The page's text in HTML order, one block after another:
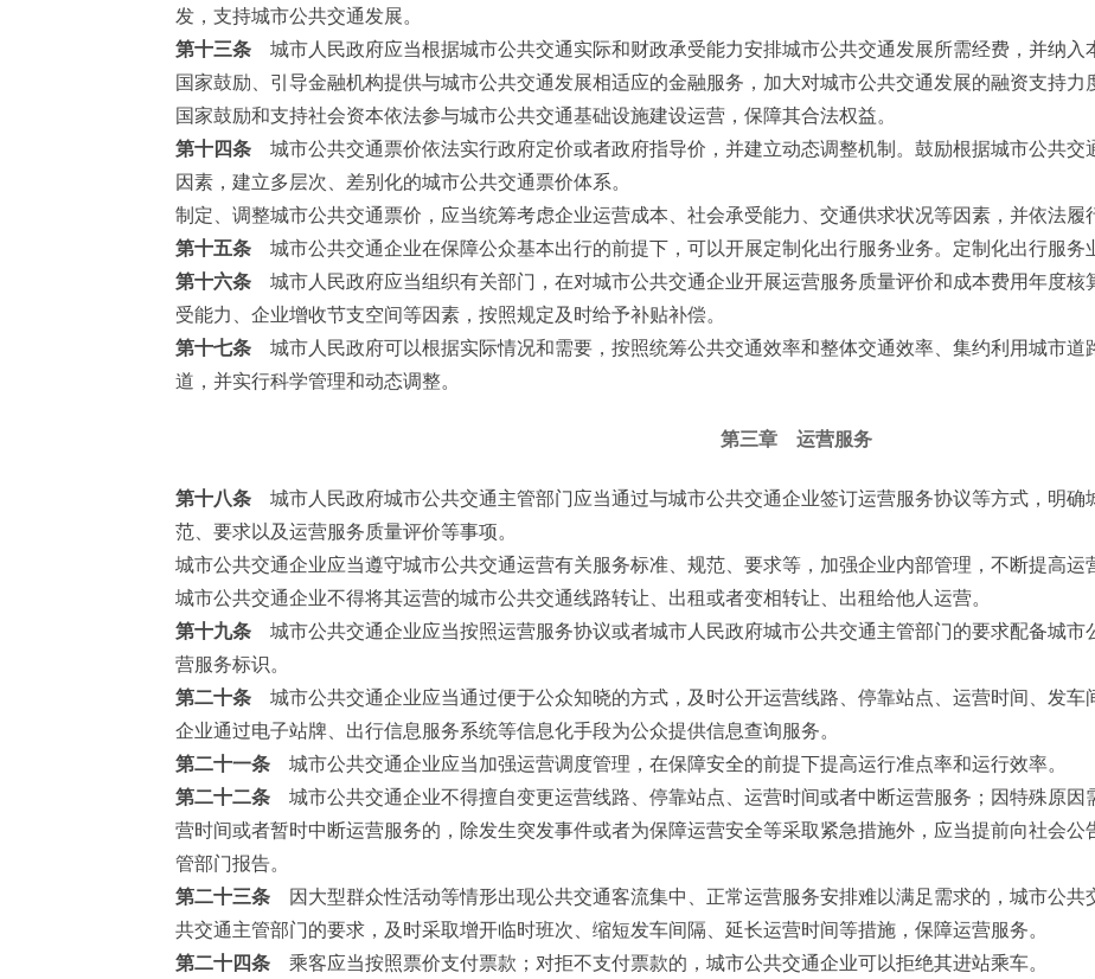
发，支持城市公共交通发展。
第十三条城市人民政府应当根据城市公共交通实际和财政承受能力安排城市公共交通发展所需经费，并纳入
国家鼓励、引导金融机构提供与城市公共交通发展相适应的金融服务，加大对城市公共交通发展的融资支持力
国家鼓励和支持社会资本依法参与城市公共交通基础设施建设运营，保障其合法权益。
第十四条城市公共交通票价依法实行政府定价或者政府指导价，并建立动态调整机制。鼓励根据城市公共交
因素，建立多层次、差别化的城市公共交通票价体系。
制定、调整城市公共交通票价，应当统筹考虑企业运营成本、社会承受能力、交通供求状况等因素，并依法履
第十五条城市公共交通企业在保障公众基本出行的前提下，可以开展定制化出行服务业务。定制化出行服务
第十六条城市人民政府应当组织有关部门，在对城市公共交通企业开展运营服务质量评价和成本费用年度核
受能力、企业增收节支空间等因素，按照规定及时给予补贴补偿。
第十七条城市人民政府可以根据实际情况和需要，按照统筹公共交通效率和整体交通效率、集约利用城市道
道，并实行科学管理和动态调整。
第三章 运营服务
第十八条城市人民政府城市公共交通主管部门应当通过与城市公共交通企业签订运营服务协议等方式，明确
范、要求以及运营服务质量评价等事项。
城市公共交通企业应当遵守城市公共交通运营有关服务标准、规范、要求等，加强企业内部管理，不断提高运
城市公共交通企业不得将其运营的城市公共交通线路转让、出租或者变相转让、出租给他人运营。
第十九条城市公共交通企业应当按照运营服务协议或者城市人民政府城市公共交通主管部门的要求配备城市
营服务标识。
第二十条城市公共交通企业应当通过便于公众知晓的方式，及时公开运营线路、停靠站点、运营时间、发车
企业通过电子站牌、出行信息服务系统等信息化手段为公众提供信息查询服务。
第二十一条城市公共交通企业应当加强运营调度管理，在保障安全的前提下提高运行准点率和运行效率。
第二十二条城市公共交通企业不得擅自变更运营线路、停靠站点、运营时间或者中断运营服务；因特殊原因
营时间或者暂时中断运营服务的，除发生突发事件或者为保障运营安全等采取紧急措施外，应当提前向社会
管部门报告。
第二十三条因大型群众性活动等情形出现公共交通客流集中、正常运营服务安排难以满足需求的，城市公共
共交通主管部门的要求，及时采取增开临时班次、缩短发车间隔、延长运营时间等措施，保障运营服务。
第二十四条乘客应当按照票价支付票款；对拒不支付票款的，城市公共交通企业可以拒绝其进站乘车。